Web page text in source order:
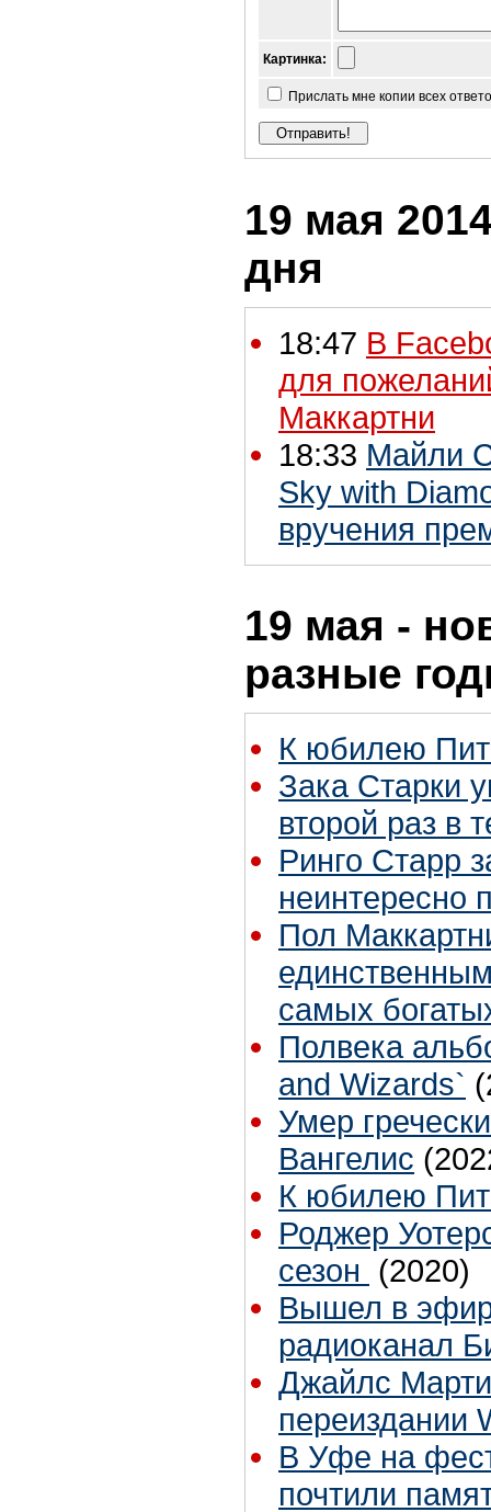
Картинка:
Прислать мне копии всех
19 мая
дня
18:47 В
для
Маккартни
18:33 Майли
Sky with
вручения
19 мая -
разные
К юбилею
Зака Старки
второй раз в
Ринго Старр
неинтересно
Пол
самых
Полвека
and Wizards`
Умер
Вангелис
К юбилею
Роджер
сезон (2020)
Вышел в
радиоканал
Джайлс
переиздании
В Уфе на
почтили